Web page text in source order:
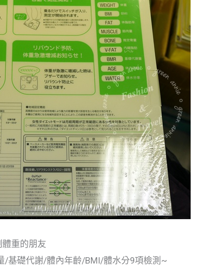
重的朋友
基礎代謝/體內年齡/BMI/體水分9項檢測~